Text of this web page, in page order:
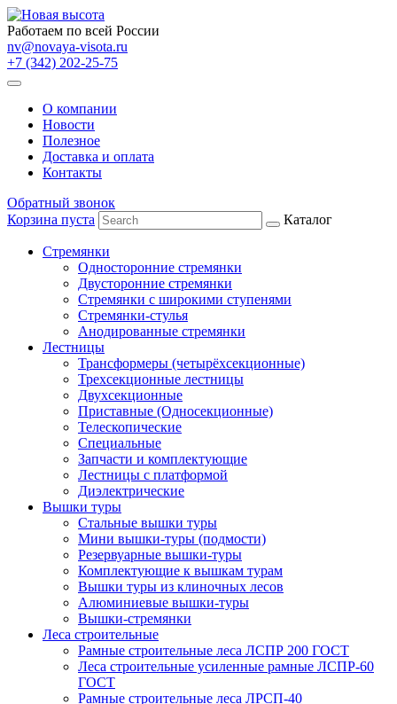
Работаем по всей России
nv@novaya-visota.ru
+7 (342) 202-25-75
О компании
Новости
Полезное
Доставка и оплата
Контакты
Обратный звонок
Корзина пуста
Каталог
Стремянки
Односторонние стремянки
Двусторонние стремянки
Стремянки с широкими ступенями
Стремянки-стулья
Анодированные стремянки
Лестницы
Трансформеры (четырёхсекционные)
Трехсекционные лестницы
Двухсекционные
Приставные (Односекционные)
Телескопические
Специальные
Запчасти и комплектующие
Лестницы с платформой
Диэлектрические
Вышки туры
Стальные вышки туры
Мини вышки-туры (подмости)
Резервуарные вышки-туры
Комплектующие к вышкам турам
Вышки туры из клиночных лесов
Алюминиевые вышки-туры
Вышки-стремянки
Леса строительные
Рамные строительные леса ЛСПР 200 ГОСТ
Леса строительные усиленные рамные ЛСПР-60
ГОСТ
Рамные строительные леса ЛРСП-40